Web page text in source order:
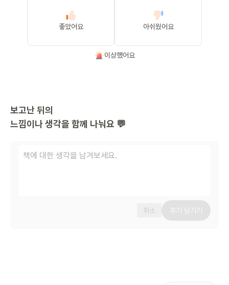
좋았어요 아쉬웠어요
이상했어요
보고난 뒤의
느낌이나 생각을 함께 나눠요 💬
취소 후기 남기기